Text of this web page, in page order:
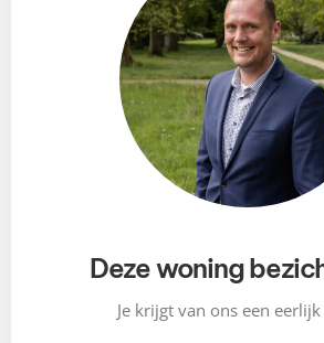
Deze woning
Je krijgt van ons een